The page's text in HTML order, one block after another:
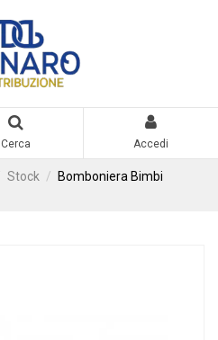
Cerca Accedi
Stock
Bomboniera Bimbi